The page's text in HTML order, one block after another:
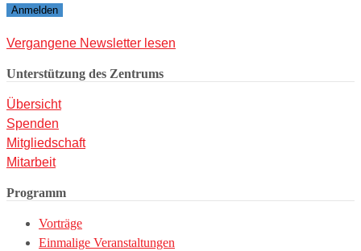
Vergangene Newsletter lesen
Unterstützung des Zentrums
Übersicht
Spenden
Mitgliedschaft
Mitarbeit
Programm
Vorträge
Einmalige Veranstaltungen